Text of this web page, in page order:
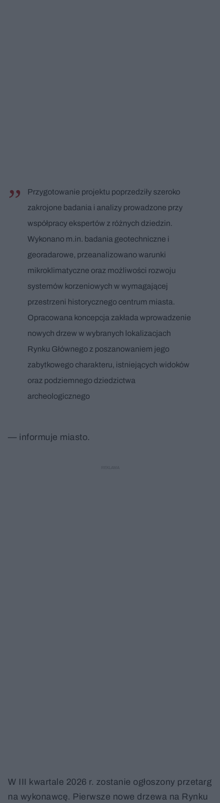
Przygotowanie projektu poprzedziły szeroko
zakrojone badania i analizy prowadzone przy
współpracy ekspertów z różnych dziedzin.
Wykonano m.in. badania geotechniczne i
georadarowe, przeanalizowano warunki
mikroklimatyczne oraz możliwości rozwoju
systemów korzeniowych w wymagającej
przestrzeni historycznego centrum miasta.
Opracowana koncepcja zakłada wprowadzenie
nowych drzew w wybranych lokalizacjach
Rynku Głównego z poszanowaniem jego
zabytkowego charakteru, istniejących widoków
oraz podziemnego dziedzictwa
archeologicznego
— informuje miasto.
W III kwartale 2026 r. zostanie ogłoszony przetarg
na wykonawcę. Pierwsze nowe drzewa na Rynku